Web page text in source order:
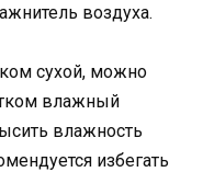
воздуха.
сухой, можно
влажный
влажность
избегать